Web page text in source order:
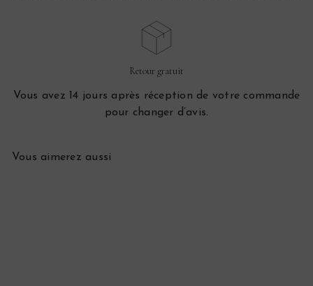
Retour gratuit
Vous avez 14 jours après réception de votre commande
pour changer d’avis.
Vous aimerez aussi